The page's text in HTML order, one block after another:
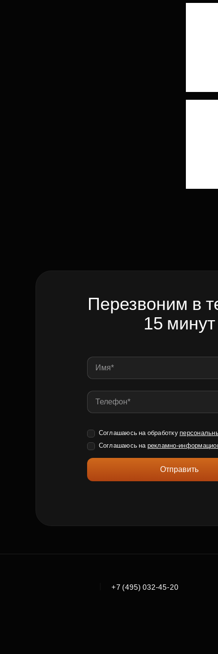
Перезвоним в
15 минут
Соглашаюсь на обработку
Соглашаюсь на рекламно-
Отправить
+7 (495) 032-45-20